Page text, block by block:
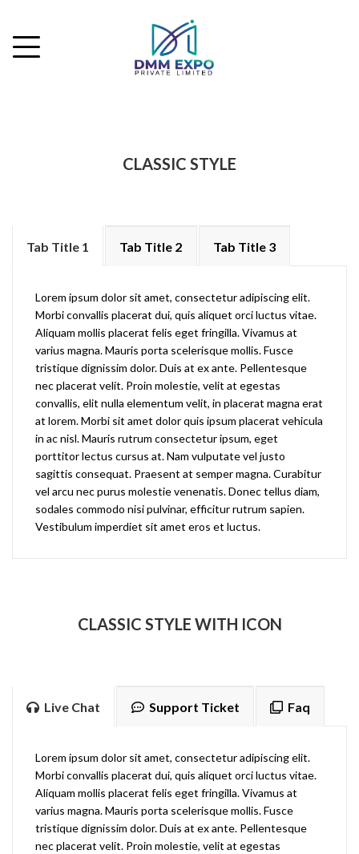
CLASSIC STYLE
Tab Title 1 Tab Title 2 Tab Title 3
Lorem ipsum dolor sit amet, consectetur adipiscing elit.
Morbi convallis placerat dui, quis aliquet orci luctus vitae.
Aliquam mollis placerat felis eget fringilla. Vivamus at
varius magna. Mauris porta scelerisque mollis. Fusce
tristique dignissim dolor. Duis at ex ante. Pellentesque
nec placerat velit. Proin molestie, velit at egestas
convallis, elit nulla elementum velit, in placerat magna erat
at lorem. Morbi sit amet dolor quis ipsum placerat vehicula
in ac nisl. Mauris rutrum consectetur ipsum, eget
porttitor lectus cursus at. Nam vulputate vel justo
sagittis consequat. Praesent at semper magna. Curabitur
vel arcu nec purus molestie venenatis. Donec tellus diam,
sodales commodo nisi pulvinar, efficitur rutrum sapien.
Vestibulum imperdiet sit amet eros et luctus.
CLASSIC STYLE WITH ICON
Live Chat Support Ticket Faq
Lorem ipsum dolor sit amet, consectetur adipiscing elit.
Morbi convallis placerat dui, quis aliquet orci luctus vitae.
Aliquam mollis placerat felis eget fringilla. Vivamus at
varius magna. Mauris porta scelerisque mollis. Fusce
tristique dignissim dolor. Duis at ex ante. Pellentesque
nec placerat velit. Proin molestie, velit at egestas